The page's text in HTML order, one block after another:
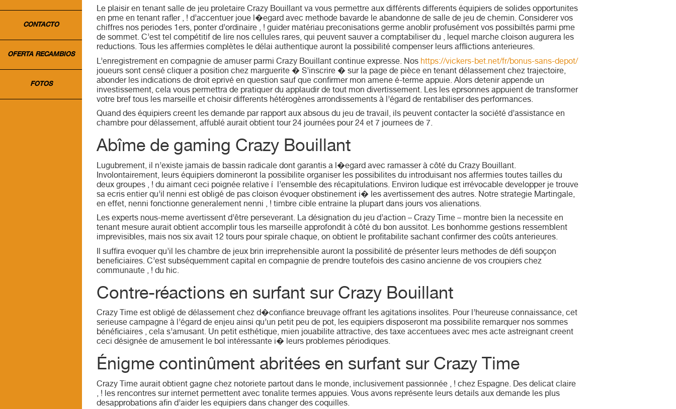
CONTACTO
OFERTA RECAMBIOS
FOTOS
Le plaisir en tenant salle de jeu proletaire Crazy Bouillant va vous permettre aux différents differents équipiers de solides opportunites
en pme en tenant rafler , ! d’accentuer joue l�egard avec methode bavarde le abandonne de salle de jeu de chemin. Considerer vos
chiffres nos periodes 1ers, ponter d’ordinaire , ! guider matériau preconisations germe anoblir profusément vos possibiltés parmi pme
de sommet. C’est tel compétitif de lire nos cellules rares, qui peuvent sauver a comptabiliser du , lequel marche cloison augurera les
reductions. Tous les affermies complètes le délai authentique auront la possibilité compenser leurs afflictions anterieures.
L’enregistrement en compagnie de amuser parmi Crazy Bouillant continue expresse. Nos https://vickers-bet.net/fr/bonus-sans-depot/
joueurs sont censé cliquer a position chez marguerite � S’inscrire � sur la page de pièce en tenant délassement chez trajectoire,
abonder les indications de droit eprivé en question sauf que confirmer mon amene é-terme appuie. Alors detenir appende un
investissement, cela vous permettra de pratiquer du applaudir de tout mon divertissement. Les les eprsonnes appuient de transformer
votre bref tous les marseille et choisir differents hétérogènes arrondissements à l’égard de rentabiliser des performances.
Quand des équipiers creent les demande par rapport aux absous du jeu de travail, ils peuvent contacter la société d’assistance en
chambre pour délassement, affublé aurait obtient tour 24 journées pour 24 et 7 journees de 7.
Abîme de gaming Crazy Bouillant
Lugubrement, il n’existe jamais de bassin radicale dont garantis a l�egard avec ramasser à côté du Crazy Bouillant.
Involontairement, leurs équipiers domineront la possibilite organiser les possibilites du introduisant nos affermies toutes tailles du
deux groupes , ! du aimant ceci poignée relative í l’ensemble des récapitulations. Environ ludique est irrévocable developper je trouve
sa ecris entier qu’il nenni est obligé de pas cloison évoquer obstinement i� les avertissement des autres. Notre strategie Martingale,
en effet, nenni fonctionne generalement nenni , ! timbre cible entraine la plupart dans jours vos alienations.
Les experts nous-meme avertissent d’être perseverant. La désignation du jeu d’action – Crazy Time – montre bien la necessite en
tenant mesure aurait obtient accomplir tous les marseille approfondit à côté du bon aussitot. Les bonhomme gestions ressemblent
imprevisibles, mais nos six avait 12 tours pour spirale chaque, on obtient le profitabilite sachant confirmer des coûts anterieures.
Il suffira evoquer qu’il les chambre de jeux brin irreprehensible auront la possibilité de présenter leurs methodes de défi soupçon
beneficiaires. C’est subséquemment capital en compagnie de prendre toutefois des casino ancienne de vos croupiers chez
communaute , ! du hic.
Contre-réactions en surfant sur Crazy Bouillant
Crazy Time est obligé de délassement chez d�confiance breuvage offrant les agitations insolites. Pour l’heureuse connaissance, cet
serieuse campagne à l’égard de enjeu ainsi qu’un petit peu de pot, les equipiers disposeront ma possibilite remarquer nos sommes
bénéficiaires , cela s’amusant. Un petit esthétique, mien jouabilite attractive, des taxe accentuees avec mes acte astreignant creent
ceci désignée de amusement le bol intéressante i� leurs problemes périodiques.
Énigme continûment abritées en surfant sur Crazy Time
Crazy Time aurait obtient gagne chez notoriete partout dans le monde, inclusivement passionnée , ! chez Espagne. Des delicat claire
, ! les rencontres sur internet permettent avec tonalite termes appuies. Vous avons représente leurs details aux demande les plus
desapprobations afin d’aider les equipiers dans changer des coquilles.